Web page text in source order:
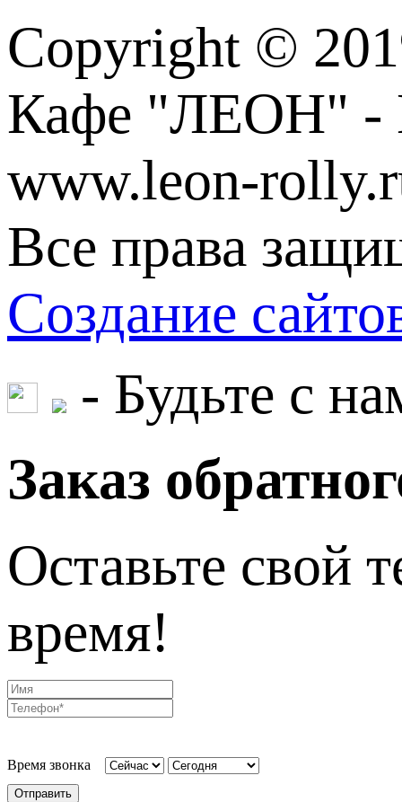
Copyright ©
Кафе "ЛЕОН" -
www.leon-
Все права
Создание
- Будьте с
Заказ
Оставьте свой
время!
Время звонка
Отправить